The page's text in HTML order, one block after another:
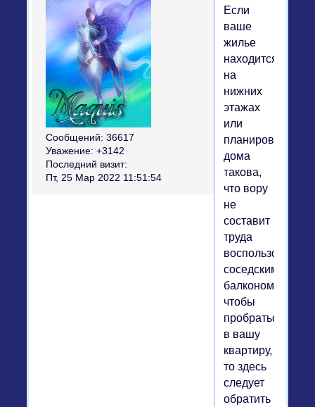
Сообщений: 36617
Уважение: +3142
Последний визит:
Пт, 25 Мар 2022 11:51:54
Если
ваше
жилье
находится
на
нижних
этажах
или
планировка
дома
такова,
что вору
не
составит
труда
воспользоваться
соседским
балконом,
чтобы
пробраться
в вашу
квартиру,
то здесь
следует
обратить